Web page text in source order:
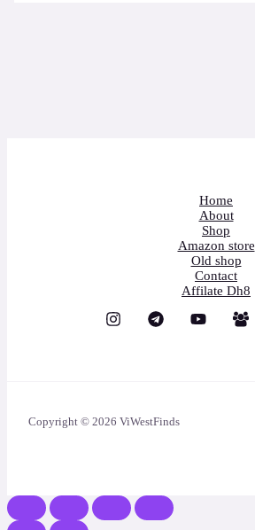
Home
About
Shop
Amazon store
Old shop
Contact
Affilate Dh8
Copyright © 2026 ViWestFinds